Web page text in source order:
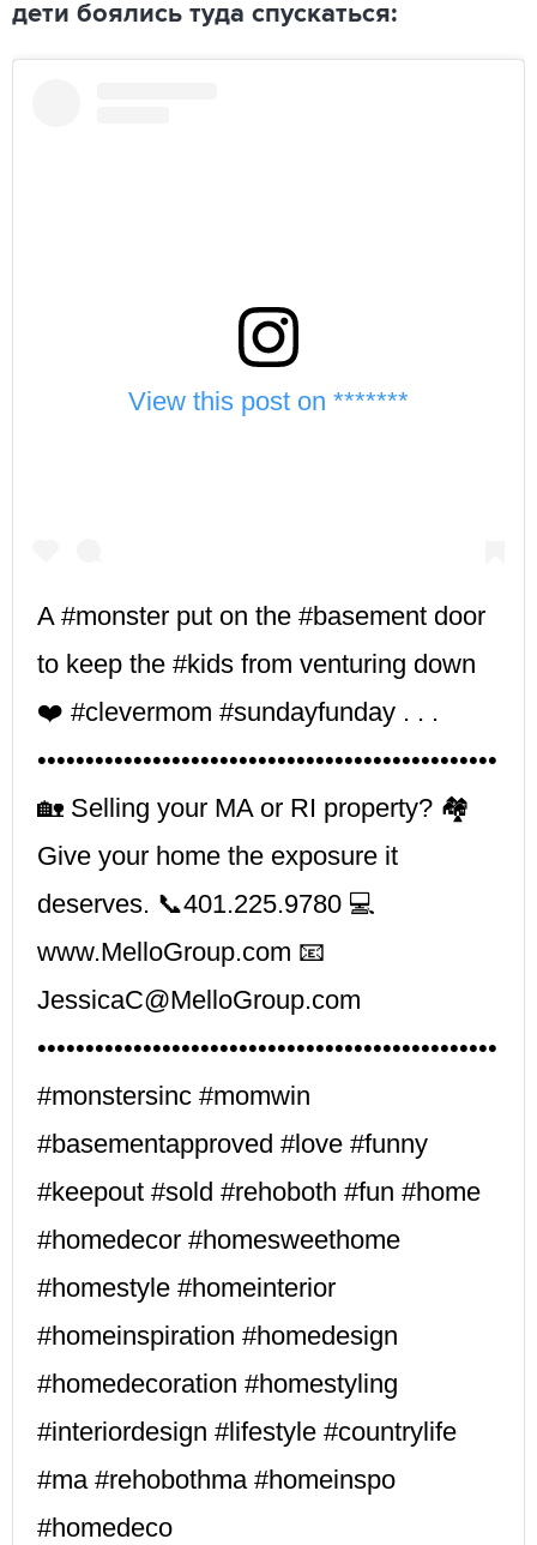
дети боялись туда спускаться:
View this post on *******
A #monster put on the #basement door
to keep the #kids from venturing down
❤️ #clevermom #sundayfunday . . .
••••••••••••••••••••••••••••••••••••••••••••••••
🏡 Selling your MA or RI property? 🏘
Give your home the exposure it
deserves. 📞401.225.9780 💻
www.MelloGroup.com 📧
JessicaC@MelloGroup.com
••••••••••••••••••••••••••••••••••••••••••••••••
#monstersinc #momwin
#basementapproved #love #funny
#keepout #sold #rehoboth #fun #home
#homedecor #homesweethome
#homestyle #homeinterior
#homeinspiration #homedesign
#homedecoration #homestyling
#interiordesign #lifestyle #countrylife
#ma #rehobothma #homeinspo
#homedeco